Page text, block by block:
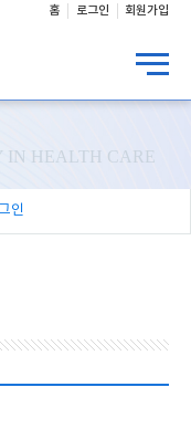
홈 로그인 회원가입
IN HEALTH CARE
인